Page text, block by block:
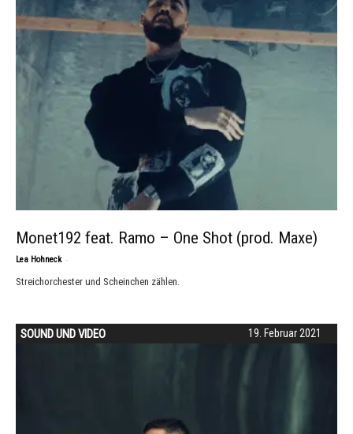
Monet192 feat. Ramo – One Shot (prod. Maxe)
Lea Hohneck -
Streichorchester und Scheinchen zählen.
19. Februar 2021
SOUND UND VIDEO